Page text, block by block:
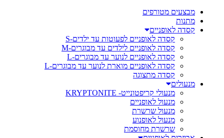
מבצעים מטורפים
מתנות
קסדה לאופניים
קסדה לאופניים לפעוטות עד ילדים-S
קסדה לאופניים לילדים עד מבוגרים-M
קסדה לאופניים לנוער עד מבוגרים-L
קסדה לאופניים מוארת לנוער עד מבוגרים-L
קסדה מתצוגה
מנעולים
מנעולי קריפטונייט- KRYPTONITE
מנעול לאופניים
מנעול שרשרת
מנעול לאופנוע
שרשרת מחוסמת